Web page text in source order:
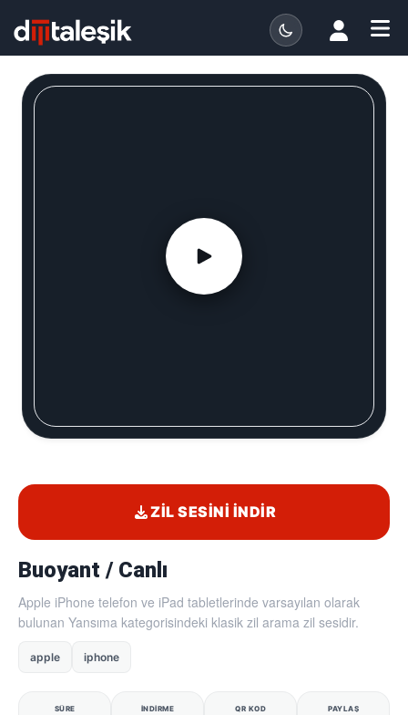
Buoyant / Canlı
Apple iPhone telefon ve iPad tabletlerinde varsayılan olarak
bulunan Yansıma kategorisindeki klasik zil arama zil sesidir.
apple iphone
SÜRE İNDIRME QR KOD PAYLAŞ
ZIL SESINI İNDIR